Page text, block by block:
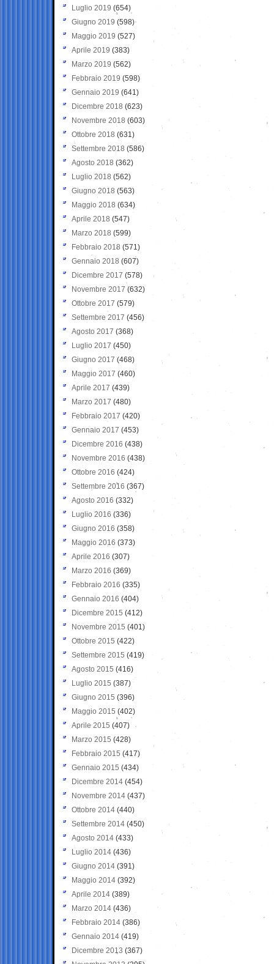
Luglio 2019 (654)
Giugno 2019 (598)
Maggio 2019 (527)
Aprile 2019 (383)
Marzo 2019 (562)
Febbraio 2019 (598)
Gennaio 2019 (641)
Dicembre 2018 (623)
Novembre 2018 (603)
Ottobre 2018 (631)
Settembre 2018 (586)
Agosto 2018 (362)
Luglio 2018 (562)
Giugno 2018 (563)
Maggio 2018 (634)
Aprile 2018 (547)
Marzo 2018 (599)
Febbraio 2018 (571)
Gennaio 2018 (607)
Dicembre 2017 (578)
Novembre 2017 (632)
Ottobre 2017 (579)
Settembre 2017 (456)
Agosto 2017 (368)
Luglio 2017 (450)
Giugno 2017 (468)
Maggio 2017 (460)
Aprile 2017 (439)
Marzo 2017 (480)
Febbraio 2017 (420)
Gennaio 2017 (453)
Dicembre 2016 (438)
Novembre 2016 (438)
Ottobre 2016 (424)
Settembre 2016 (367)
Agosto 2016 (332)
Luglio 2016 (336)
Giugno 2016 (358)
Maggio 2016 (373)
Aprile 2016 (307)
Marzo 2016 (369)
Febbraio 2016 (335)
Gennaio 2016 (404)
Dicembre 2015 (412)
Novembre 2015 (401)
Ottobre 2015 (422)
Settembre 2015 (419)
Agosto 2015 (416)
Luglio 2015 (387)
Giugno 2015 (396)
Maggio 2015 (402)
Aprile 2015 (407)
Marzo 2015 (428)
Febbraio 2015 (417)
Gennaio 2015 (434)
Dicembre 2014 (454)
Novembre 2014 (437)
Ottobre 2014 (440)
Settembre 2014 (450)
Agosto 2014 (433)
Luglio 2014 (436)
Giugno 2014 (391)
Maggio 2014 (392)
Aprile 2014 (389)
Marzo 2014 (436)
Febbraio 2014 (386)
Gennaio 2014 (419)
Dicembre 2013 (367)